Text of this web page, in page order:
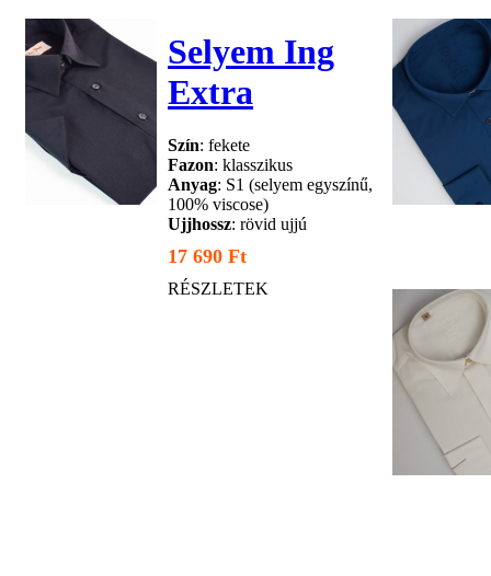
Selyem Ing
Extra
Szín: fekete
Fazon: klasszikus
Anyag: S1 (selyem egyszínű,
100% viscose)
Ujjhossz: rövid ujjú
17 690 Ft
RÉSZLETEK